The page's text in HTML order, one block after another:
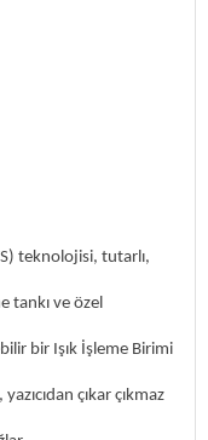
teknolojisi, tutarlı,
tankı ve özel
bir Işık İşleme Birimi
çıkar çıkmaz